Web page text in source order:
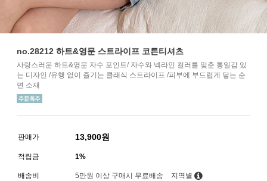
no.28212 하트&영문 스트라이프 코튼티셔츠
사랑스러운 하트&영문 자수 포인트/ 자수와 넥라인 컬러를 맞춘 통일감 있
는 디자인 /유행 없이 즐기는 클래식 스트라이프 /피부에 부드럽게 닿는 순
면 소재
판매가 13,900원
적립금 1%
배송비 5만원 이상 구매시 무료배송 지역별